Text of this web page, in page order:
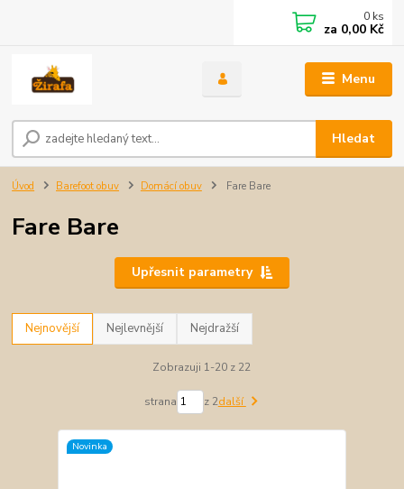
Menu
Hledat
0 ks
za 0,00 Kč
Úvod Barefoot obuv Domácí obuv Fare Bare
Fare Bare
Upřesnit parametry
Nejnovější Nejlevnější Nejdražší
Zobrazuji 1-20 z 22
strana z 2další
Novinka